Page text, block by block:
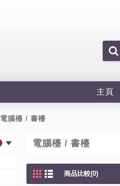
主頁
電腦檯 / 書檯
電腦檯 / 書檯
商品比較(0)